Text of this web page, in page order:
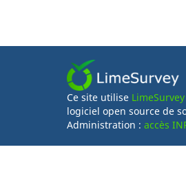
Ce site utilise LimeSurvey
logiciel open source de
Administration : accès